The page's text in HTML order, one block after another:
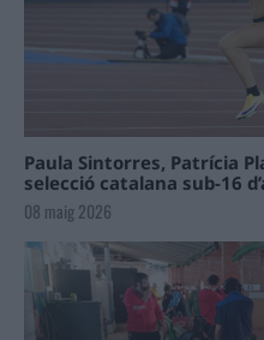
Paula Sintorres, Patrícia
selecció catalana sub-16
08 maig 2026